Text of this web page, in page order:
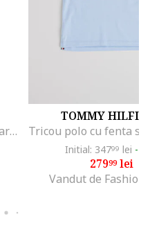
Pantaloni sport copii, bleumarin, poliester, set 92% poliester, 8% elastan
TOMMY
Initial: 34799 lei -
27999lei
Vandut de Fashion